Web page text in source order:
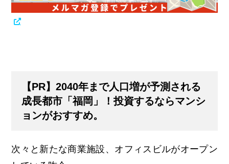
【PR】2040年まで人口増が予測される
成長都市「福岡」！投資するならマンシ
ョンがおすすめ。
次々と新たな商業施設、オフィスビルがオープン